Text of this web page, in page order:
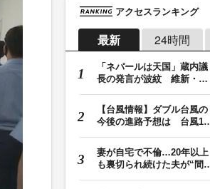
アクセスランキング
最新 24時間
「ネパールは天国」蔵内議
長の発言が波紋 維新・吉
【台風情報】ダブル台風の
今後の進路予想は 台風13
妻が自宅で不倫…20年以上
も裏切られ続けた夫が“間